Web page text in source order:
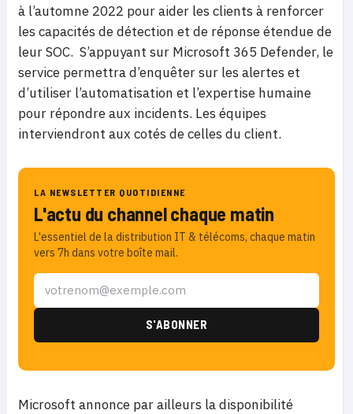
à l’automne 2022 pour aider les clients à renforcer
les capacités de détection et de réponse étendue de
leur SOC. S’appuyant sur Microsoft 365 Defender, le
service permettra d’enquêter sur les alertes et
d’utiliser l’automatisation et l’expertise humaine
pour répondre aux incidents. Les équipes
interviendront aux cotés de celles du client.
LA NEWSLETTER QUOTIDIENNE
L'actu du channel chaque matin
L'essentiel de la distribution IT & télécoms, chaque matin
vers 7h dans votre boîte mail.
Microsoft annonce par ailleurs la disponibilité